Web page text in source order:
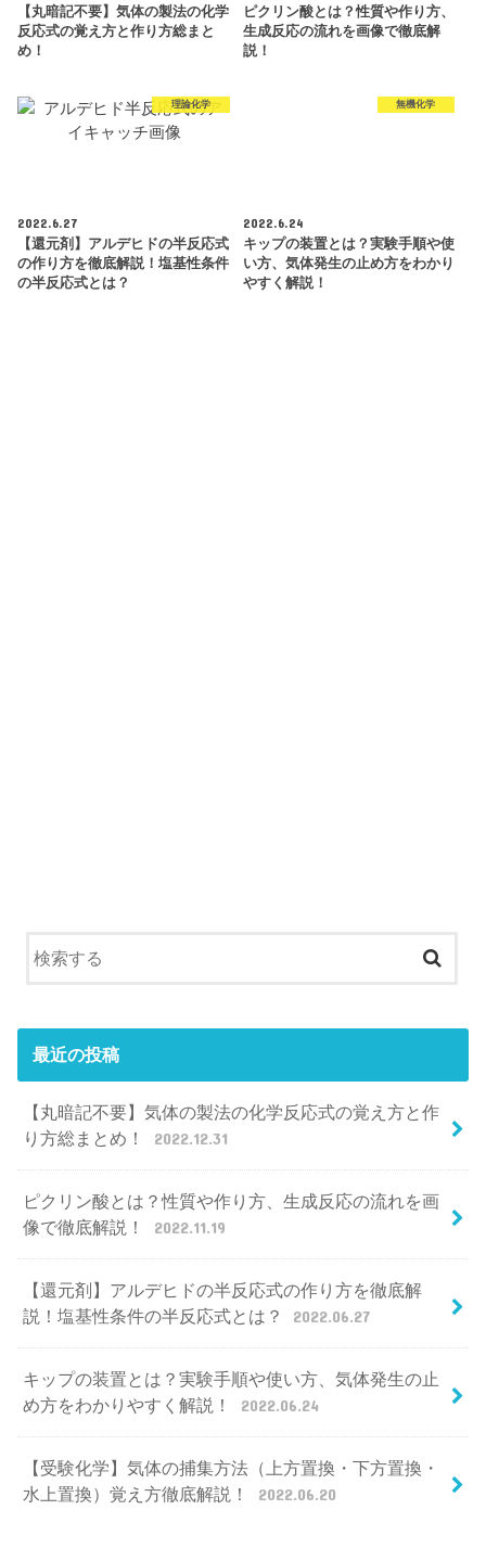
【丸暗記不要】気体の製法の化学
反応式の覚え方と作り方総まと
め！
ピクリン酸とは？性質や作り方、
生成反応の流れを画像で徹底解
説！
理論化学
2022.6.27
【還元剤】アルデヒドの半反応式
の作り方を徹底解説！塩基性条件
の半反応式とは？
無機化学
2022.6.24
キップの装置とは？実験手順や使
い方、気体発生の止め方をわかり
やすく解説！
最近の投稿
【丸暗記不要】気体の製法の化学反応式の覚え方と作
り方総まとめ！
2022.12.31
ピクリン酸とは？性質や作り方、生成反応の流れを画
像で徹底解説！
2022.11.19
【還元剤】アルデヒドの半反応式の作り方を徹底解
説！塩基性条件の半反応式とは？
2022.06.27
キップの装置とは？実験手順や使い方、気体発生の止
め方をわかりやすく解説！
2022.06.24
【受験化学】気体の捕集方法（上方置換・下方置換・
水上置換）覚え方徹底解説！
2022.06.20